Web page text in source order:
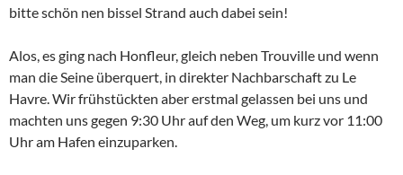
bitte schön nen bissel Strand auch dabei sein!
Alos, es ging nach Honfleur, gleich neben Trouville und wenn
man die Seine überquert, in direkter Nachbarschaft zu Le
Havre. Wir frühstückten aber erstmal gelassen bei uns und
machten uns gegen 9:30 Uhr auf den Weg, um kurz vor 11:00
Uhr am Hafen einzuparken.